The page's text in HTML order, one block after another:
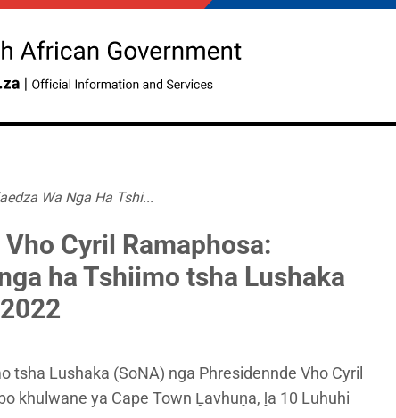
Wa Nga Ha Tshi...
Cyril Ramaphosa:
ha Tshiimo tsha Lushaka
tsha Lushaka (SoNA) nga Phresidennde Vho Cyril
khulwane ya Cape Town Ḽavhuṋa, ḽa 10 Luhuhi